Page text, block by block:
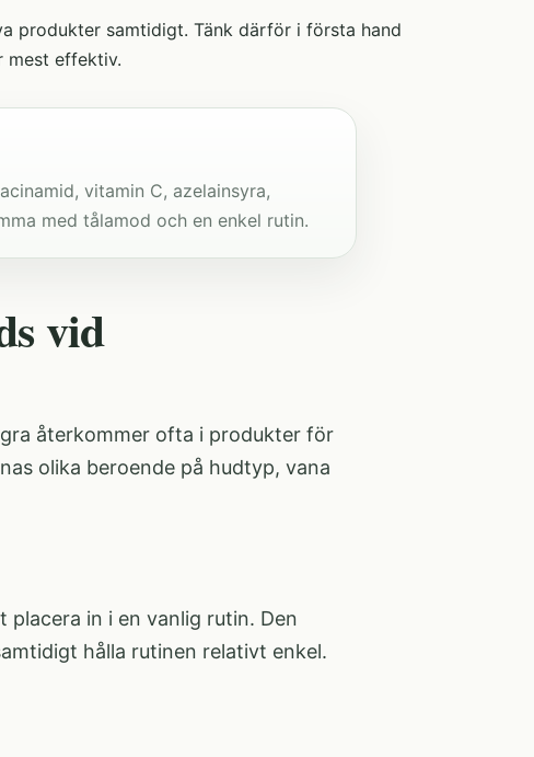
produkter samtidigt. Tänk därför i första hand
mest effektiv.
vitamin C, azelainsyra,
med tålamod och en enkel rutin.
vid
återkommer ofta i produkter för
olika beroende på hudtyp, vana
in i en vanlig rutin. Den
hålla rutinen relativt enkel.